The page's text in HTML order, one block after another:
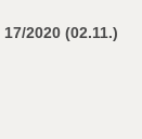
17/2020 (02.11.)